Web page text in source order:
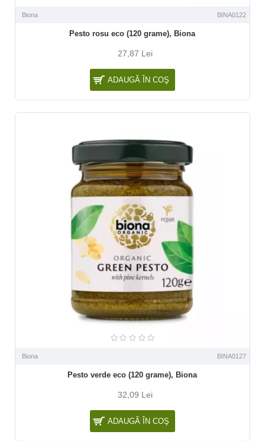
Biona BINA0122
Pesto rosu eco (120 grame), Biona
27,87 Lei
ADAUGĂ ÎN COŞ
Biona BINA0127
Pesto verde eco (120 grame), Biona
32,09 Lei
ADAUGĂ ÎN COŞ